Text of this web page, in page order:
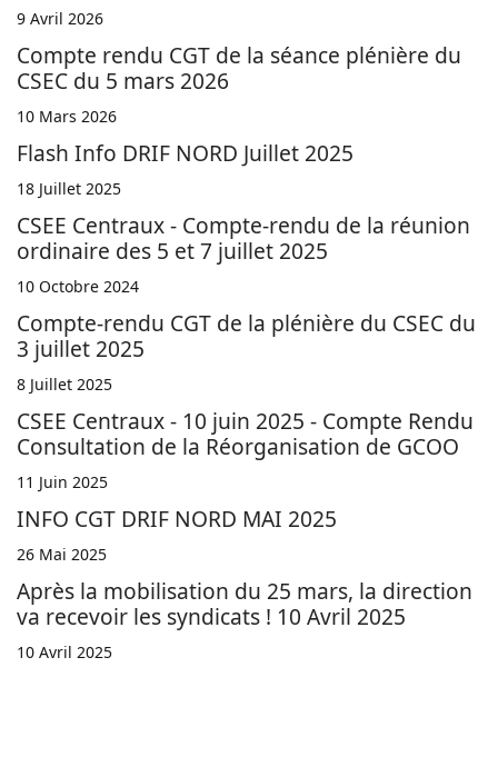
9 Avril 2026
Compte rendu CGT de la séance plénière du
CSEC du 5 mars 2026
10 Mars 2026
Flash Info DRIF NORD Juillet 2025
18 Juillet 2025
CSEE Centraux - Compte-rendu de la réunion
ordinaire des 5 et 7 juillet 2025
10 Octobre 2024
Compte-rendu CGT de la plénière du CSEC du
3 juillet 2025
8 Juillet 2025
CSEE Centraux - 10 juin 2025 - Compte Rendu
Consultation de la Réorganisation de GCOO
11 Juin 2025
INFO CGT DRIF NORD MAI 2025
26 Mai 2025
Après la mobilisation du 25 mars, la direction
va recevoir les syndicats ! 10 Avril 2025
10 Avril 2025